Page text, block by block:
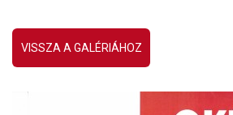
VISSZA A GALÉRIÁHOZ